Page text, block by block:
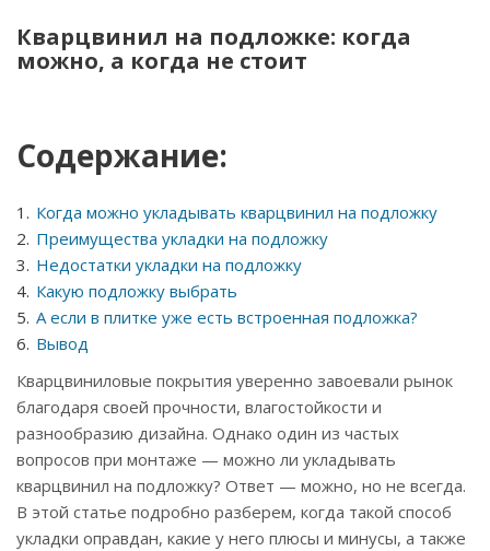
Кварцвинил на подложке: когда
можно, а когда не стоит
Содержание:
Когда можно укладывать кварцвинил на подложку
Преимущества укладки на подложку
Недостатки укладки на подложку
Какую подложку выбрать
А если в плитке уже есть встроенная подложка?
Вывод
Кварцвиниловые покрытия уверенно завоевали рынок
благодаря своей прочности, влагостойкости и
разнообразию дизайна. Однако один из частых
вопросов при монтаже — можно ли укладывать
кварцвинил на подложку? Ответ — можно, но не всегда.
В этой статье подробно разберем, когда такой способ
укладки оправдан, какие у него плюсы и минусы, а также